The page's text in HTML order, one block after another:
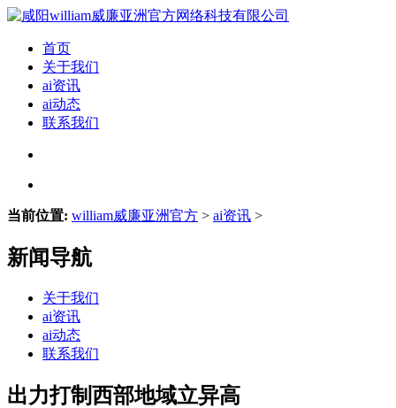
首页
关于我们
ai资讯
ai动态
联系我们
当前位置: william威廉亚洲官方 > ai资讯 >
新闻导航
关于我们
ai资讯
ai动态
联系我们
出力打制西部地域立异高